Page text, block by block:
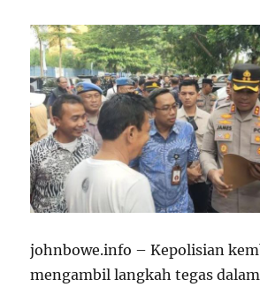
johnbowe.info – Kepolisian
mengambil langkah tegas